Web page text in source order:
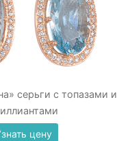
серьги с топазами и
цену